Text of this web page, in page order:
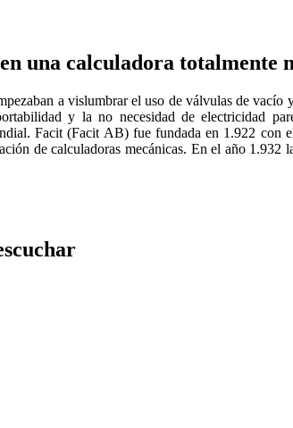
calculadora totalmente
a vislumbrar el uso de válvulas de
y la no necesidad de electricidad
Facit (Facit AB) fue fundada en 1.922 con
de calculadoras mecánicas. En el año 1.932